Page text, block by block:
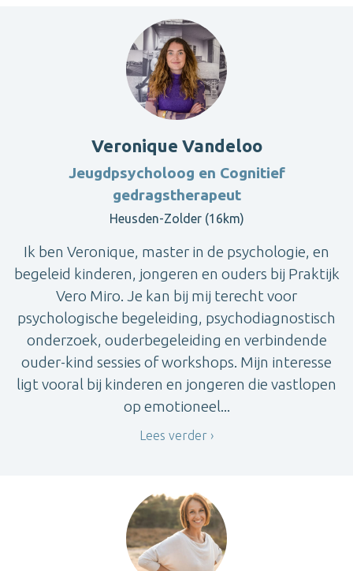
Veronique Vandeloo
Jeugdpsycholoog en Cognitief
gedragstherapeut
Heusden-Zolder (16km)
Ik ben Veronique, master in de psychologie, en
begeleid kinderen, jongeren en ouders bij Praktijk
Vero Miro. Je kan bij mij terecht voor
psychologische begeleiding, psychodiagnostisch
onderzoek, ouderbegeleiding en verbindende
ouder-kind sessies of workshops. Mijn interesse
ligt vooral bij kinderen en jongeren die vastlopen
op emotioneel...
Lees verder